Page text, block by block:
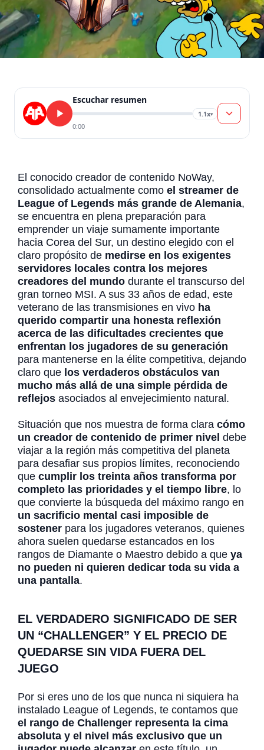
Escuchar resumen
1.1x▾
0:00
El conocido creador de contenido NoWay,
consolidado actualmente como el streamer de
League of Legends más grande de Alemania,
se encuentra en plena preparación para
emprender un viaje sumamente importante
hacia Corea del Sur, un destino elegido con el
claro propósito de medirse en los exigentes
servidores locales contra los mejores
creadores del mundo durante el transcurso del
gran torneo MSI. A sus 33 años de edad, este
veterano de las transmisiones en vivo ha
querido compartir una honesta reflexión
acerca de las dificultades crecientes que
enfrentan los jugadores de su generación
para mantenerse en la élite competitiva, dejando
claro que los verdaderos obstáculos van
mucho más allá de una simple pérdida de
reflejos asociados al envejecimiento natural.
Situación que nos muestra de forma clara cómo
un creador de contenido de primer nivel debe
viajar a la región más competitiva del planeta
para desafiar sus propios límites, reconociendo
que cumplir los treinta años transforma por
completo las prioridades y el tiempo libre, lo
que convierte la búsqueda del máximo rango en
un sacrificio mental casi imposible de
sostener para los jugadores veteranos, quienes
ahora suelen quedarse estancados en los
rangos de Diamante o Maestro debido a que ya
no pueden ni quieren dedicar toda su vida a
una pantalla.
EL VERDADERO SIGNIFICADO DE SER
UN “CHALLENGER” Y EL PRECIO DE
QUEDARSE SIN VIDA FUERA DEL
JUEGO
Por si eres uno de los que nunca ni siquiera ha
instalado League of Legends, te contamos que
el rango de Challenger representa la cima
absoluta y el nivel más exclusivo que un